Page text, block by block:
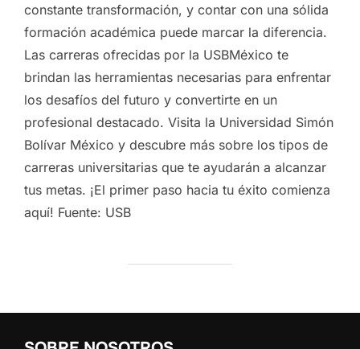
constante transformación, y contar con una sólida
formación académica puede marcar la diferencia.
Las carreras ofrecidas por la USBMéxico te
brindan las herramientas necesarias para enfrentar
los desafíos del futuro y convertirte en un
profesional destacado. Visita la Universidad Simón
Bolívar México y descubre más sobre los tipos de
carreras universitarias que te ayudarán a alcanzar
tus metas. ¡El primer paso hacia tu éxito comienza
aquí! Fuente: USB